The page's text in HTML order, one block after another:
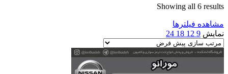
Showing all 6 results
مشاهده فیلترها
نمایش 9
12
18
24